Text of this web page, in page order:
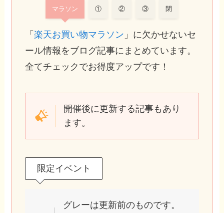
マラソン ① ② ③ 閉
「楽天お買い物マラソン 」に欠かせないセ
ール情報をブログ記事にまとめています。
全てチェックでお得度アップです！
開催後に更新する記事もあり
ます。
限定イベント
グレーは更新前のものです。